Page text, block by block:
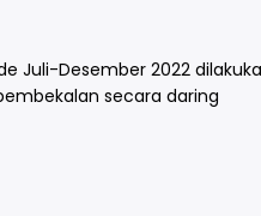
Juli-Desember 2022
secara daring